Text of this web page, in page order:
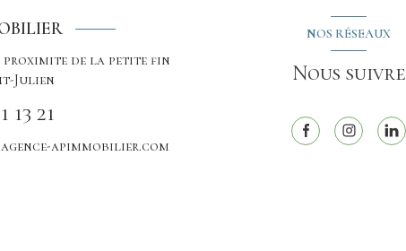
proximite de la petite fin
Julien
13 21
apimmobilier.com
NOS RÉSEAUX
Nous suivre